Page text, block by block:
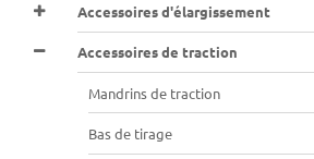
Accessoires d'élargissement
Accessoires de traction
Mandrins de traction
Bas de tirage